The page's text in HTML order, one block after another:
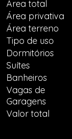
Área total
Área privativa
Área terreno
Tipo de uso
Dormitórios
Suítes
Banheiros
Vagas de
Garagens
Valor total